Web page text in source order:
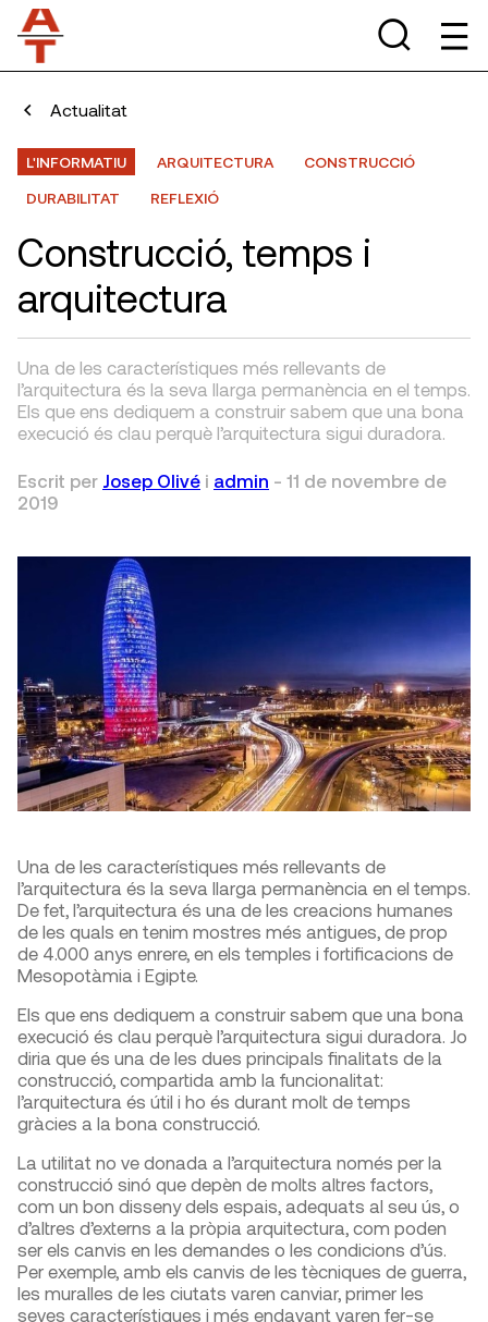
Actualitat
L'INFORMATIU ARQUITECTURA
CONSTRUCCIÓ
DURABILITAT
REFLEXIÓ
Construcció, temps i
arquitectura
Una de les característiques més rellevants de
l’arquitectura és la seva llarga permanència en el temps.
Els que ens dediquem a construir sabem que una bona
execució és clau perquè l’arquitectura sigui duradora.
Escrit per Josep Olivé i admin - 11 de novembre de
2019
Una de les característiques més rellevants de
l’arquitectura és la seva llarga permanència en el temps.
De fet, l’arquitectura és una de les creacions humanes
de les quals en tenim mostres més antigues, de prop
de 4.000 anys enrere, en els temples i fortificacions de
Mesopotàmia i Egipte.
Els que ens dediquem a construir sabem que una bona
execució és clau perquè l’arquitectura sigui duradora. Jo
diria que és una de les dues principals finalitats de la
construcció, compartida amb la funcionalitat:
l’arquitectura és útil i ho és durant molt de temps
gràcies a la bona construcció.
La utilitat no ve donada a l’arquitectura només per la
construcció sinó que depèn de molts altres factors,
com un bon disseny dels espais, adequats al seu ús, o
d’altres d’externs a la pròpia arquitectura, com poden
ser els canvis en les demandes o les condicions d’ús.
Per exemple, amb els canvis de les tècniques de guerra,
les muralles de les ciutats varen canviar, primer les
seves característiques i més endavant varen fer-se